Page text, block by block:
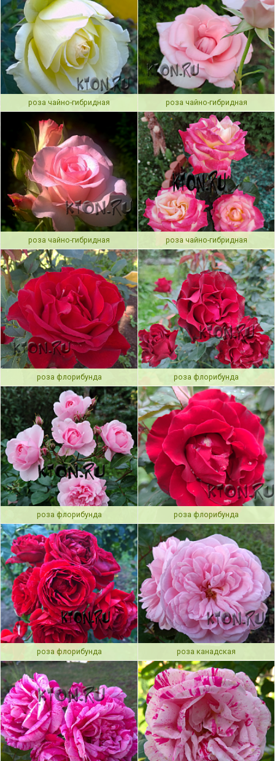
роза чайно-гибридная роза чайно-гибридная
роза чайно-гибридная роза чайно-гибридная
роза флорибунда роза флорибунда
роза флорибунда роза флорибунда
роза флорибунда роза канадская